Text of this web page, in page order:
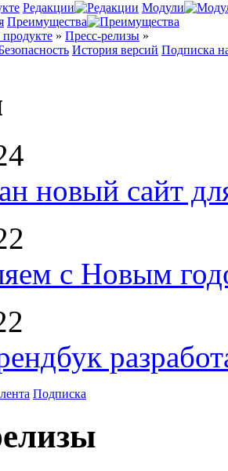
Редакции
Модули
Преимущества
» Пресс-релизы »
История версий Подписка
новый сайт
с Новым
Подписка